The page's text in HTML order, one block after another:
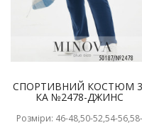
СПОРТИВНИЙ КОСТЮМ
КА №2478-ДЖИНС
Розміри: 46-48,50-52,54-56,58-